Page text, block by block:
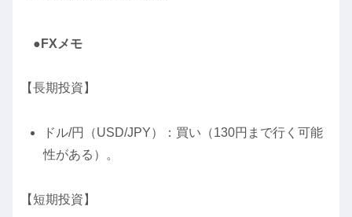
●FXメモ
【長期投資】
ドル/円（USD/JPY）：買い（130円まで行く可能
性がある）。
【短期投資】